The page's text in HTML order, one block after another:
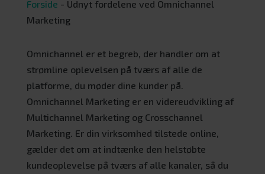
Forside - Udnyt fordelene ved Omnichannel
Marketing
Omnichannel er et begreb, der handler om at
strømline oplevelsen på tværs af alle de
platforme, du møder dine kunder på.
Omnichannel Marketing er en videreudvikling af
Multichannel Marketing og Crosschannel
Marketing. Er din virksomhed tilstede online,
gælder det om at indtænke den helstøbte
kundeoplevelse på tværs af alle kanaler, så du